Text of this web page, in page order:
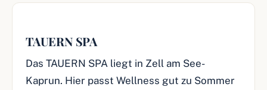
TAUERN SPA
Das TAUERN SPA liegt in Zell am See-
Kaprun. Hier passt Wellness gut zu Sommer